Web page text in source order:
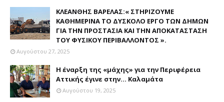
ΚΛΕΑΝΘΗΣ ΒΑΡΕΛΑΣ:« ΣΤΗΡΙΖΟΥΜΕ
ΚΑΘΗΜΕΡΙΝΑ ΤΟ ΔΥΣΚΟΛΟ ΕΡΓΟ ΤΩΝ ΔΗΜΩΝ
ΓΙΑ ΤΗΝ ΠΡΟΣΤΑΣΙΑ ΚΑΙ ΤΗΝ ΑΠΟΚΑΤΑΣΤΑΣΗ
ΤΟΥ ΦΥΣΙΚΟΥ ΠΕΡΙΒΑΛΛΟΝΤΟΣ ».
Αυγούστου 27, 2025
Η έναρξη της «μάχης» για την Περιφέρεια
Αττικής έγινε στην... Καλαμάτα
Αυγούστου 19, 2025